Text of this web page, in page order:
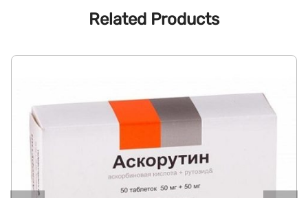
Related Products